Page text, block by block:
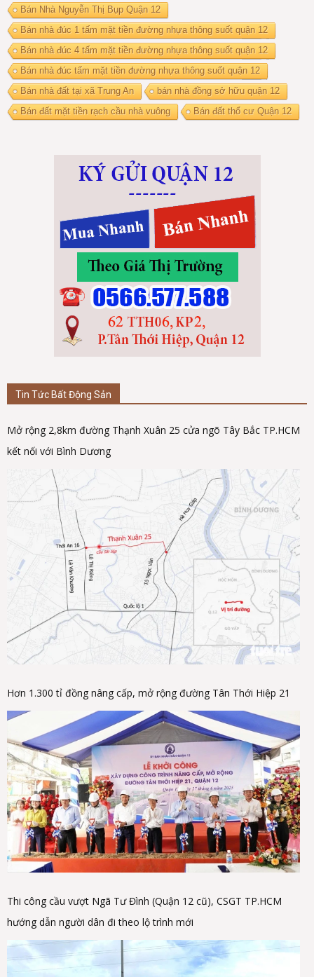
Bán Nhà Nguyễn Thị Bụp Quận 12
Bán nhà đúc 1 tấm mặt tiền đường nhựa thông suốt quận 12
Bán nhà đúc 4 tấm mặt tiền đường nhựa thông suốt quận 12
Bán nhà đúc tấm mặt tiền đường nhựa thông suốt quận 12
Bán nhà đất tại xã Trung An
bán nhà đồng sở hữu quận 12
Bán đất mặt tiền rạch cầu nhà vuông
Bán đất thổ cư Quận 12
Tin Tức Bất Động Sản
Mở rộng 2,8km đường Thạnh Xuân 25 cửa ngõ Tây Bắc TP.HCM
kết nối với Bình Dương
Hơn 1.300 tỉ đồng nâng cấp, mở rộng đường Tân Thới Hiệp 21
Thi công cầu vượt Ngã Tư Đình (Quận 12 cũ), CSGT TP.HCM
hướng dẫn người dân đi theo lộ trình mới